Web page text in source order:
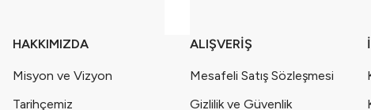
Hırkalı Kız Bebek Seti Seri - 1013-Bebe Mavisi
Hırkalı Kız Bebek Seti Seri - 1013-Mürdüm
HAKKIMIZDA
Misyon ve Vizyon
Tarihçemiz
ALIŞVERİŞ
Mesafeli Satış Sözleşmesi
Gizlilik ve Güvenlik